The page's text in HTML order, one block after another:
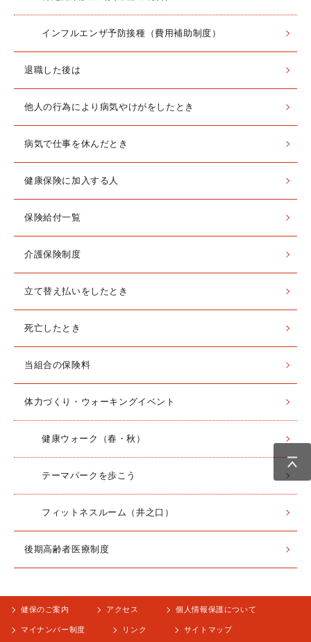
インフルエンザ予防接種（費用補助制度）
退職した後は
他人の行為により病気やけがをしたとき
病気で仕事を休んだとき
健康保険に加入する人
保険給付一覧
介護保険制度
立て替え払いをしたとき
死亡したとき
当組合の保険料
体力づくり・ウォーキングイベント
健康ウォーク（春・秋）
テーマパークを歩こう
フィットネスルーム（井之口）
後期高齢者医療制度
健保のご案内 アクセス 個人情報保護について
マイナンバー制度 リンク サイトマップ